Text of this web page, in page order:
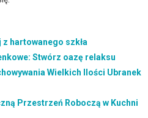
hartowanego szkła
Stwórz oazę relaksu
Wielkich Ilości Ubranek
Przestrzeń Roboczą w Kuchni